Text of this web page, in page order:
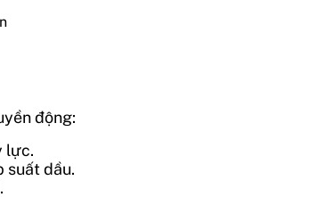
động:
lực.
suất dầu.